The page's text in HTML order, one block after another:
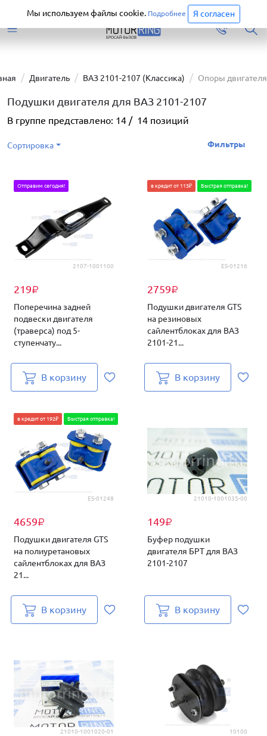
Перейти
Двигатель ВАЗ 2101-2107 (Классика) Опоры двигателя
Подушки двигателя для ВАЗ 2101-2107
В группе представлено: 14 / 14 позиций
Сортировка Фильтры
2107-1001100
219₽
Отправим сегодня!
Поперечина задней
подвески двигателя
(траверса) под 5-
ступенчату...
В корзину
ES-01216
2759₽
в кредит от 113₽ Быстрая отправка!
Подушки двигателя GTS
на резиновых
сайлентблоках для ВАЗ
2101-21...
В корзину
ES-01248
4659₽
в кредит от 192₽ Быстрая отправка!
Подушки двигателя GTS
на полиуретановых
сайлентблоках для ВАЗ
21...
В корзину
21010-1001035-00
149₽
Буфер подушки
двигателя БРТ для ВАЗ
2101-2107
В корзину
21010-1001020-01 10100
Мы используем файлы cookie. Подробнее Я согласен